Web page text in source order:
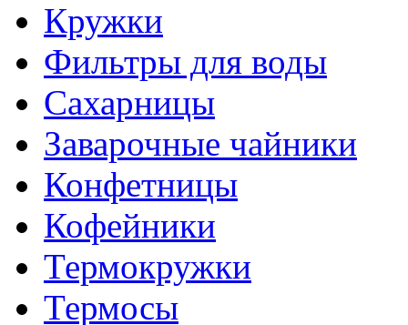
Кружки
Фильтры для воды
Сахарницы
Заварочные чайники
Конфетницы
Кофейники
Термокружки
Термосы